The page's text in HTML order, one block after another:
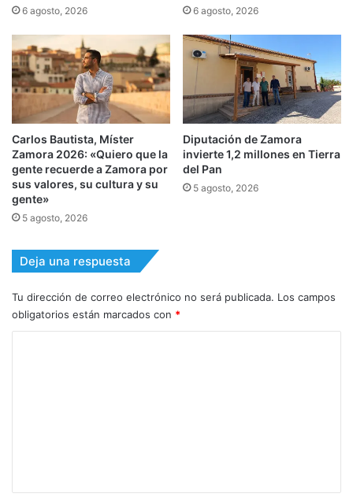
6 agosto, 2026 6 agosto, 2026
Carlos Bautista, Míster
Zamora 2026: «Quiero que la
gente recuerde a Zamora por
sus valores, su cultura y su
gente»
5 agosto, 2026
Diputación de Zamora
invierte 1,2 millones en Tierra
del Pan
5 agosto, 2026
Deja una respuesta
Tu dirección de correo electrónico no será publicada. Los campos
obligatorios están marcados con *